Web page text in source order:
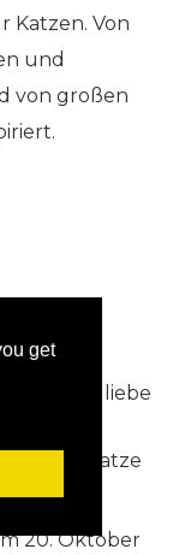
get
Katzen. Von
und
von großen
Ja, ich liebe
fette Katze
20. Oktober